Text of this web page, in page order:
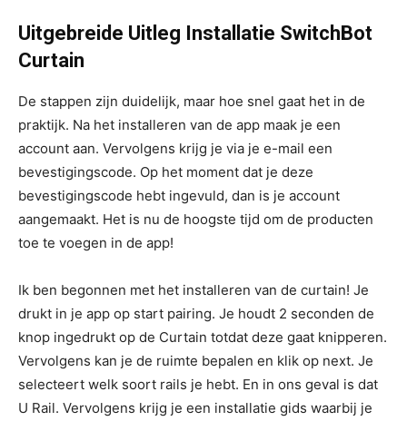
Uitgebreide Uitleg Installatie SwitchBot
Curtain
De stappen zijn duidelijk, maar hoe snel gaat het in de
praktijk. Na het installeren van de app maak je een
account aan. Vervolgens krijg je via je e-mail een
bevestigingscode. Op het moment dat je deze
bevestigingscode hebt ingevuld, dan is je account
aangemaakt. Het is nu de hoogste tijd om de producten
toe te voegen in de app!
Ik ben begonnen met het installeren van de curtain! Je
drukt in je app op start pairing. Je houdt 2 seconden de
knop ingedrukt op de Curtain totdat deze gaat knipperen.
Vervolgens kan je de ruimte bepalen en klik op next. Je
selecteert welk soort rails je hebt. En in ons geval is dat
U Rail. Vervolgens krijg je een installatie gids waarbij je